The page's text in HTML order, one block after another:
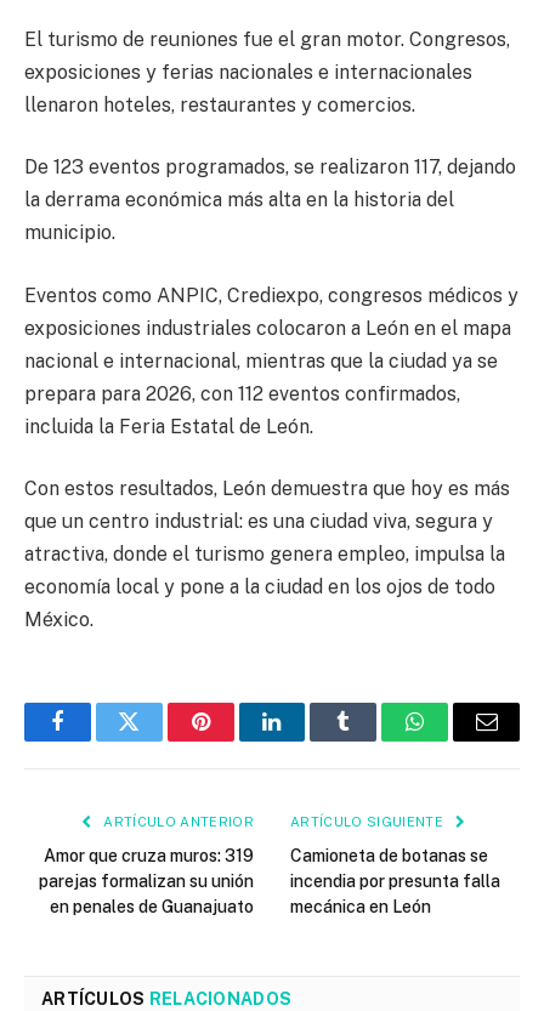
El turismo de reuniones fue el gran motor. Congresos,
exposiciones y ferias nacionales e internacionales
llenaron hoteles, restaurantes y comercios.
De 123 eventos programados, se realizaron 117, dejando
la derrama económica más alta en la historia del
municipio.
Eventos como ANPIC, Crediexpo, congresos médicos y
exposiciones industriales colocaron a León en el mapa
nacional e internacional, mientras que la ciudad ya se
prepara para 2026, con 112 eventos confirmados,
incluida la Feria Estatal de León.
Con estos resultados, León demuestra que hoy es más
que un centro industrial: es una ciudad viva, segura y
atractiva, donde el turismo genera empleo, impulsa la
economía local y pone a la ciudad en los ojos de todo
México.
FacebookTwitter PinterestLinkedInTumblr WhatsAppEmail
ARTÍCULO ANTERIOR
Amor que cruza muros: 319
parejas formalizan su unión
en penales de Guanajuato
ARTÍCULO SIGUIENTE
Camioneta de botanas se
incendia por presunta falla
mecánica en León
ARTÍCULOS RELACIONADOS